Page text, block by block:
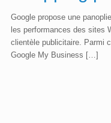
Google propose une
les performances des sites
clientèle publicitaire. Parmi
Google My Business […]